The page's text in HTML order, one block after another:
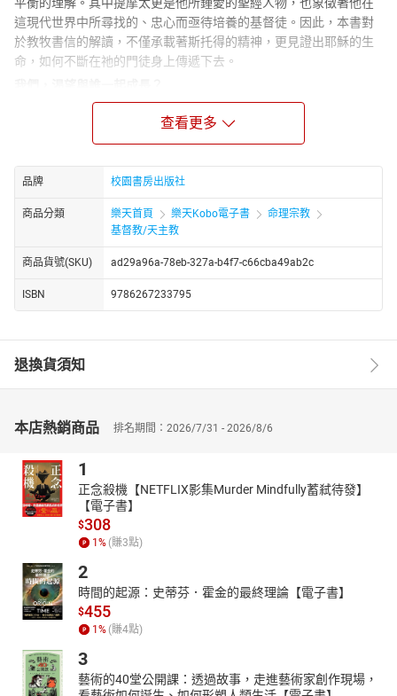
這現代世界中所尋找的、忠心而亟待培養的基督徒。因此，本書對
於教牧書信的解讀，不僅承載著斯托得的精神，更見證出耶穌的生
命，如何不斷在祂的門徒身上傳遞下去。
我們都會面對心中的軟弱與掙扎，在這樣的時刻，何等渴望能有一
位引導者，如同電影《心靈捕手》的西恩教授，不畏懼於理解我們
的內在，同時敞開心胸，陪同我們找尋、完成一生的呼召——而這，
正是保羅在教牧書信中，所內蘊的教練式牧養胸懷。
閱讀這些教牧書信，我們不僅能從保羅的牧養教導中受益；更能於
字裡行間處處體會，保羅對提摩太和提多的深刻期許與呼籲。
本書作者斯托得既熟悉現代社會的脈動，對聖經也有精準、深入而
平衡的理解。其中提摩太更是他所鍾愛的聖經人物，也象徵著他在
這現代世界中所尋找的、忠心而亟待培養的基督徒。因此，本書對
於教牧書信的解讀，不僅承載著斯托得的精神，更見證出耶穌的生
命，如何不斷在祂的門徒身上傳遞下去。
與友誼結合的關係，進一步喚醒我們沉睡的動能，按著神的偉大心
意而活。我們或許自認膽怯，缺乏對這世界與他人的影響力，然而
【作者介紹】
斯托得（John Stott）
《時代雜誌》選為「世界百大最具影響力人物」。一生主要時間於
英國萬靈堂擔任牧職，也以此為起點，開展他在全球的服事。他在
萬靈堂的牧養工作，影響了二次大戰後英國福音派教會的復興運
動。此外，亦擔任一九七四年《洛桑信約》（Lausanne
關懷並行的基調，對全球福音派發展影響深遠。
藍戴樂（Dale Larsen）、藍姍蒂（Sandy Larsen）
撰寫超過四十
本書籍和查經資料，包括參與賴特的N. T. Wright for Everyone Bible
查看更多
品牌 校園書房出版社
商品分類 樂天首頁 樂天Kobo電子書
命理宗教
基督教/天主教
商品貨號(SKU) ad29a96a-78eb-327a-b4f7-c66cba49ab2c
ISBN 9786267233795
退換貨須知
本店熱銷商品 排名期間：2026/7/31 - 2026/8/6
1
正念殺機【NETFLIX影集Murder Mindfully蓄弒待發】
【電子書】
$308
1 % (賺3點)
2
時間的起源：史蒂芬．霍金的最終理論【電子書】
$455
1 % (賺4點)
3
藝術的40堂公開課：透過故事，走進藝術家創作現場，